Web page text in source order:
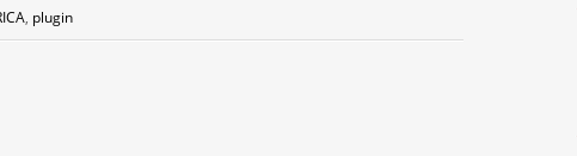
, plugin